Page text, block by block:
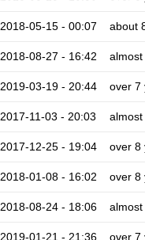
2018-05-15 - 00:07 about
2018-08-27 - 16:42
2019-03-19 - 20:44 over 7
2017-11-03 - 20:03
2017-12-25 - 19:04 over 8
2018-01-08 - 16:02 over 8
2018-08-24 - 18:06
2019-01-21 - 21:36 over 7